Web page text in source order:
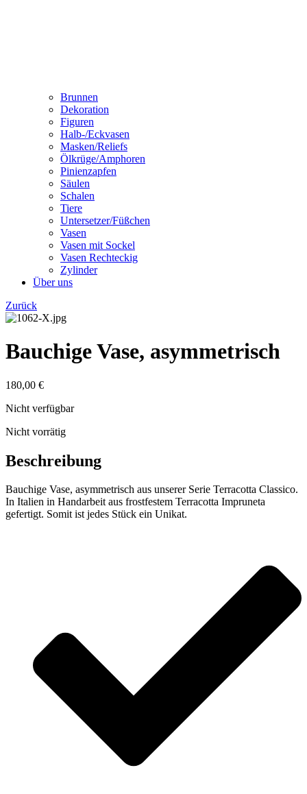
Brunnen
Dekoration
Figuren
Halb-/Eckvasen
Masken/Reliefs
Ölkrüge/Amphoren
Pinienzapfen
Säulen
Schalen
Tiere
Untersetzer/Füßchen
Vasen
Vasen mit Sockel
Vasen Rechteckig
Zylinder
Über uns
Zurück
Bauchige Vase, asymmetrisch
180,00 €
Nicht verfügbar
Nicht vorrätig
Beschreibung
Bauchige Vase, asymmetrisch aus unserer Serie Terracotta Classico.
In Italien in Handarbeit aus frostfestem Terracotta Impruneta
gefertigt. Somit ist jedes Stück ein Unikat.